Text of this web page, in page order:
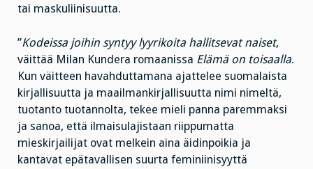
tai maskuliinisuutta.
”Kodeissa joihin syntyy lyyrikoita hallitsevat naiset,
väittää Milan Kundera romaanissa Elämä on toisaalla.
Kun väitteen havahduttamana ajattelee suomalaista
kirjallisuutta ja maailmankirjallisuutta nimi nimeltä,
tuotanto tuotannolta, tekee mieli panna paremmaksi
ja sanoa, että ilmaisulajistaan riippumatta
mieskirjailijat ovat melkein aina äidinpoikia ja
kantavat epätavallisen suurta feminiinisyyttä